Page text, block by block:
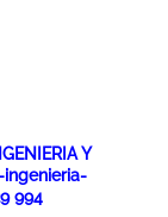
Y
ingenieria-
994